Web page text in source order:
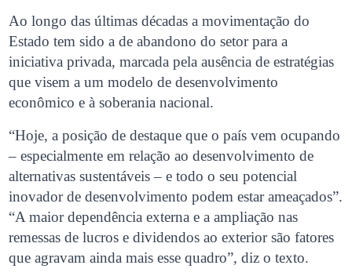
Ao longo das últimas décadas a movimentação do
Estado tem sido a de abandono do setor para a
iniciativa privada, marcada pela ausência de estratégias
que visem a um modelo de desenvolvimento
econômico e à soberania nacional.
“Hoje, a posição de destaque que o país vem ocupando
– especialmente em relação ao desenvolvimento de
alternativas sustentáveis – e todo o seu potencial
inovador de desenvolvimento podem estar ameaçados”.
“A maior dependência externa e a ampliação nas
remessas de lucros e dividendos ao exterior são fatores
que agravam ainda mais esse quadro”, diz o texto.